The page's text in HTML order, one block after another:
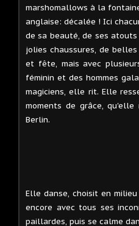
marshomallows à la
anglaise: décalée ! Ici
de sa beauté, de ses
jolies chaussures, de
et fête, mais avec
féminin et des hommes
magiciens, elle rit. Elle
moments de grâce,
Berlin.
Elle danse, choisit en
encore avec tous ses
paillardes, puis se calme